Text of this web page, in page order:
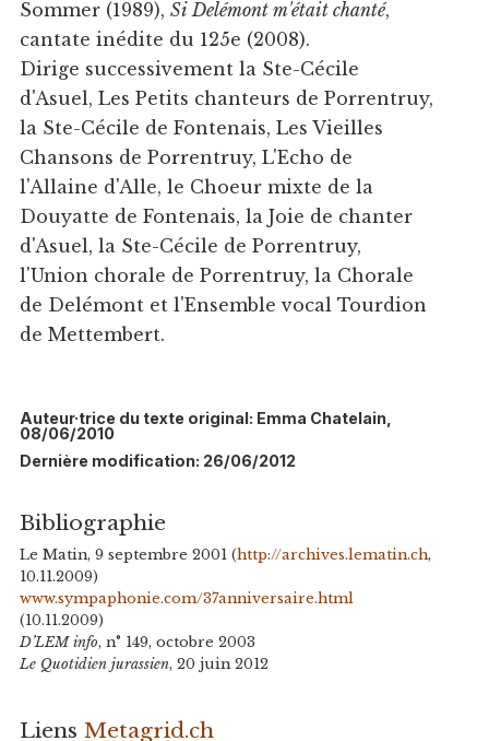
Sommer (1989), Si Delémont m'était chanté,
cantate inédite du 125e (2008).
Dirige successivement la Ste-Cécile
d'Asuel, Les Petits chanteurs de Porrentruy,
la Ste-Cécile de Fontenais, Les Vieilles
Chansons de Porrentruy, L'Echo de
l'Allaine d'Alle, le Choeur mixte de la
Douyatte de Fontenais, la Joie de chanter
d'Asuel, la Ste-Cécile de Porrentruy,
l'Union chorale de Porrentruy, la Chorale
de Delémont et l'Ensemble vocal Tourdion
de Mettembert.
Auteur·trice du texte original: Emma Chatelain,
08/06/2010
Dernière modification: 26/06/2012
Bibliographie
Le Matin, 9 septembre 2001 (http://archives.lematin.ch,
10.11.2009)
www.sympaphonie.com/37anniversaire.html
(10.11.2009)
D’LEM info, n° 149, octobre 2003
Le Quotidien jurassien, 20 juin 2012
Liens Metagrid.ch